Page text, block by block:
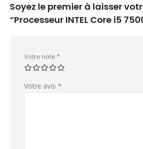
Soyez le premier à laisser
“Processeur INTEL Core i5
Votre note *
Votre avis *